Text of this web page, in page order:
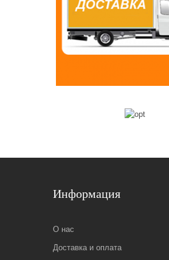
Информация
О нас
Доставка и оплата